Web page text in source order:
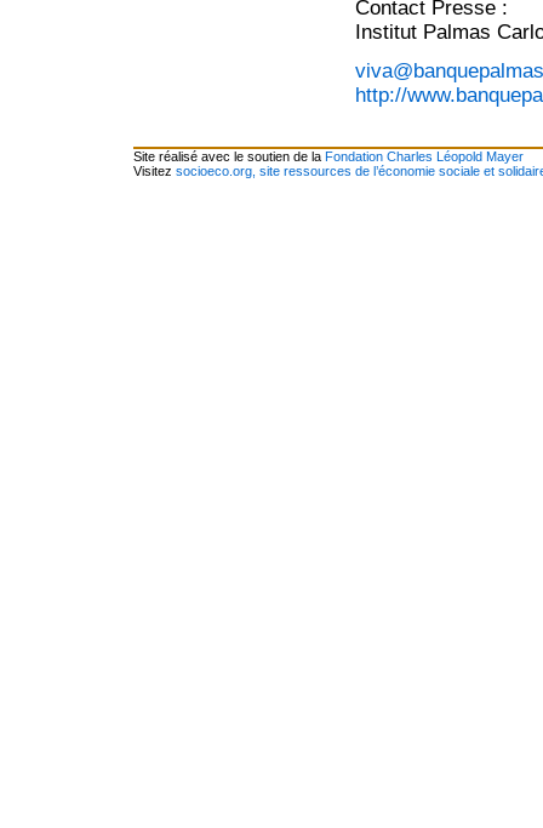
Contact Presse :
Institut Palmas
http://
Site réalisé avec le soutien de la Fondation Charles Léopold Mayer
Visitez socioeco.org, site ressources de l’économie sociale et